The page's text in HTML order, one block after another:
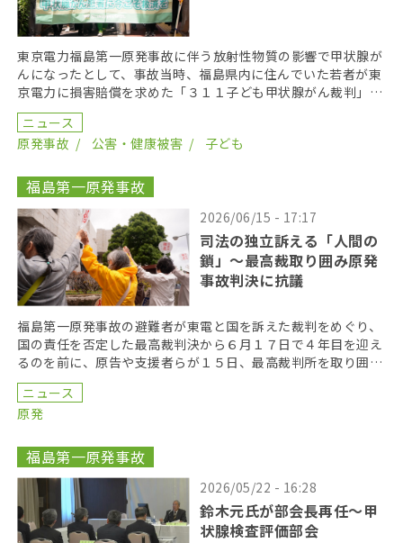
東京電力福島第一原発事故に伴う放射性物質の影響で甲状腺が
んになったとして、事故当時、福島県内に住んでいた若者が東
京電力に損害賠償を求めた「３１１子ども甲状腺がん裁判」の
第１８回口頭弁論が２０２６年６月１７日に開かれた。裁 […]
ニュース
原発事故
公害・健康被害 子ども
福島第一原発事故
2026/06/15 - 17:17
司法の独立訴える「人間の
鎖」〜最高裁取り囲み原発
事故判決に抗議
福島第一原発事故の避難者が東電と国を訴えた裁判をめぐり、
国の責任を否定した最高裁判決から６月１７日で４年目を迎え
るのを前に、原告や支援者らが１５日、最高裁判所を取り囲む
「人間の鎖」を行い、司法の独立を訴えた。 呼びかけた […]
ニュース
原発
福島第一原発事故
2026/05/22 - 16:28
鈴木元氏が部会長再任〜甲
状腺検査評価部会